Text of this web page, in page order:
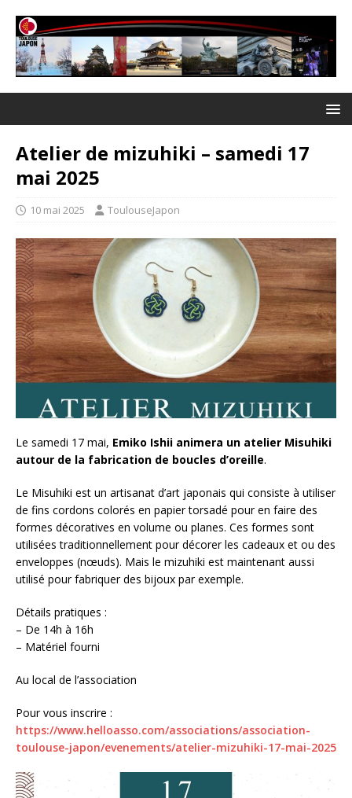
Atelier de mizuhiki – samedi 17
mai 2025
10 mai 2025 ToulouseJapon
Le samedi 17 mai, Emiko Ishii animera un atelier Misuhiki
autour de la fabrication de boucles d’oreille.
Le Misuhiki est un artisanat d’art japonais qui consiste à utiliser
de fins cordons colorés en papier torsadé pour en faire des
formes décoratives en volume ou planes. Ces formes sont
utilisées traditionnellement pour décorer les cadeaux et ou des
enveloppes (nœuds). Mais le mizuhiki est maintenant aussi
utilisé pour fabriquer des bijoux par exemple.
Détails pratiques :
– De 14h à 16h
– Matériel fourni
Au local de l’association
Pour vous inscrire :
https://www.helloasso.com/associations/association-
toulouse-japon/evenements/atelier-mizuhiki-17-mai-2025